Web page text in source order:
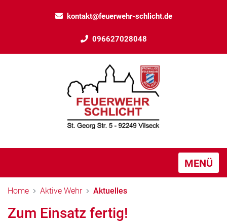
kontakt@feuerwehr-schlicht.de
096627028048
MENÜ
Home Aktive Wehr Aktuelles
Zum Einsatz fertig!